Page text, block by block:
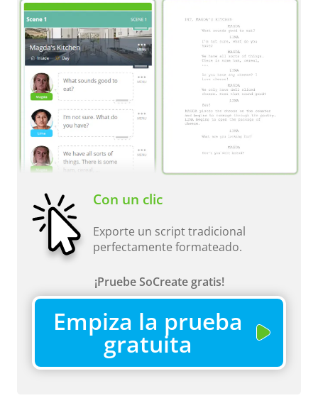
Con un clic
Exporte un script tradicional
perfectamente formateado.
¡Pruebe SoCreate gratis!
Empiza la prueba
gratuita